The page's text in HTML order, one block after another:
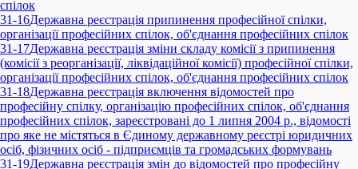
спілок
31-16Державна реєстрація припинення професійної спілки,
організації професійних спілок, об'єднання професійних спілок
31-17Державна реєстрація зміни складу комісії з припинення
(комісії з реорганізації, ліквідаційної комісії) професійної спілки,
організації професійних спілок, об'єднання професійних спілок
31-18Державна реєстрація включення відомостей про
професійну спілку, організацію професійних спілок, об'єднання
професійних спілок, зареєстровані до 1 липня 2004 р., відомості
про яке не містяться в Єдиному державному реєстрі юридичних
осіб, фізичних осіб - підприємців та громадських формувань
31-19Державна реєстрація змін до відомостей про професійну